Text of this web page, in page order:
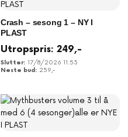
Crash – sesong 1 – NY I
PLAST
Utropspris: 249,-
17/8/2026 11:53
259,-